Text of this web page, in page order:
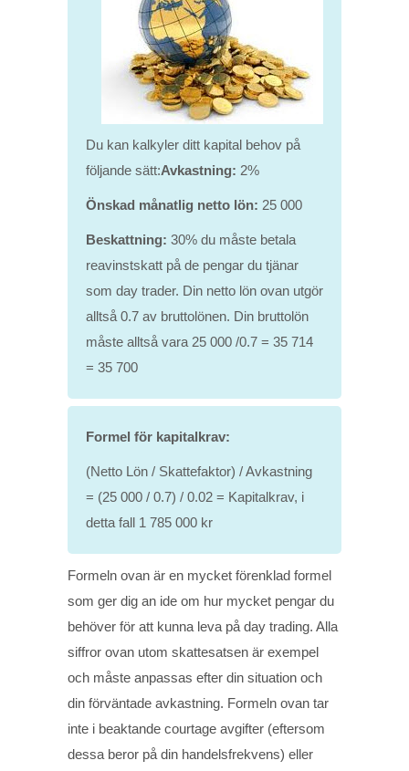
Du kan kalkyler ditt kapital behov på
följande sätt:Avkastning: 2%
Önskad månatlig netto lön: 25 000
Beskattning: 30% du måste betala
reavinstskatt på de pengar du tjänar
som day trader. Din netto lön ovan utgör
alltså 0.7 av bruttolönen. Din bruttolön
måste alltså vara 25 000 /0.7 = 35 714
= 35 700
Formel för kapitalkrav:
(Netto Lön / Skattefaktor) / Avkastning
= (25 000 / 0.7) / 0.02 = Kapitalkrav, i
detta fall 1 785 000 kr
Formeln ovan är en mycket förenklad formel
som ger dig an ide om hur mycket pengar du
behöver för att kunna leva på day trading. Alla
siffror ovan utom skattesatsen är exempel
och måste anpassas efter din situation och
din förväntade avkastning. Formeln ovan tar
inte i beaktande courtage avgifter (eftersom
dessa beror på din handelsfrekvens) eller